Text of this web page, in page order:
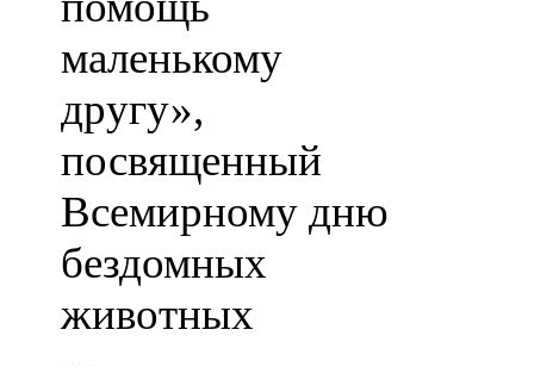
маленькому
другу»,
посвященный
Всемирному дню
бездомных
животных